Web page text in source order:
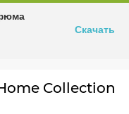
к. 1
Collection
Скачать